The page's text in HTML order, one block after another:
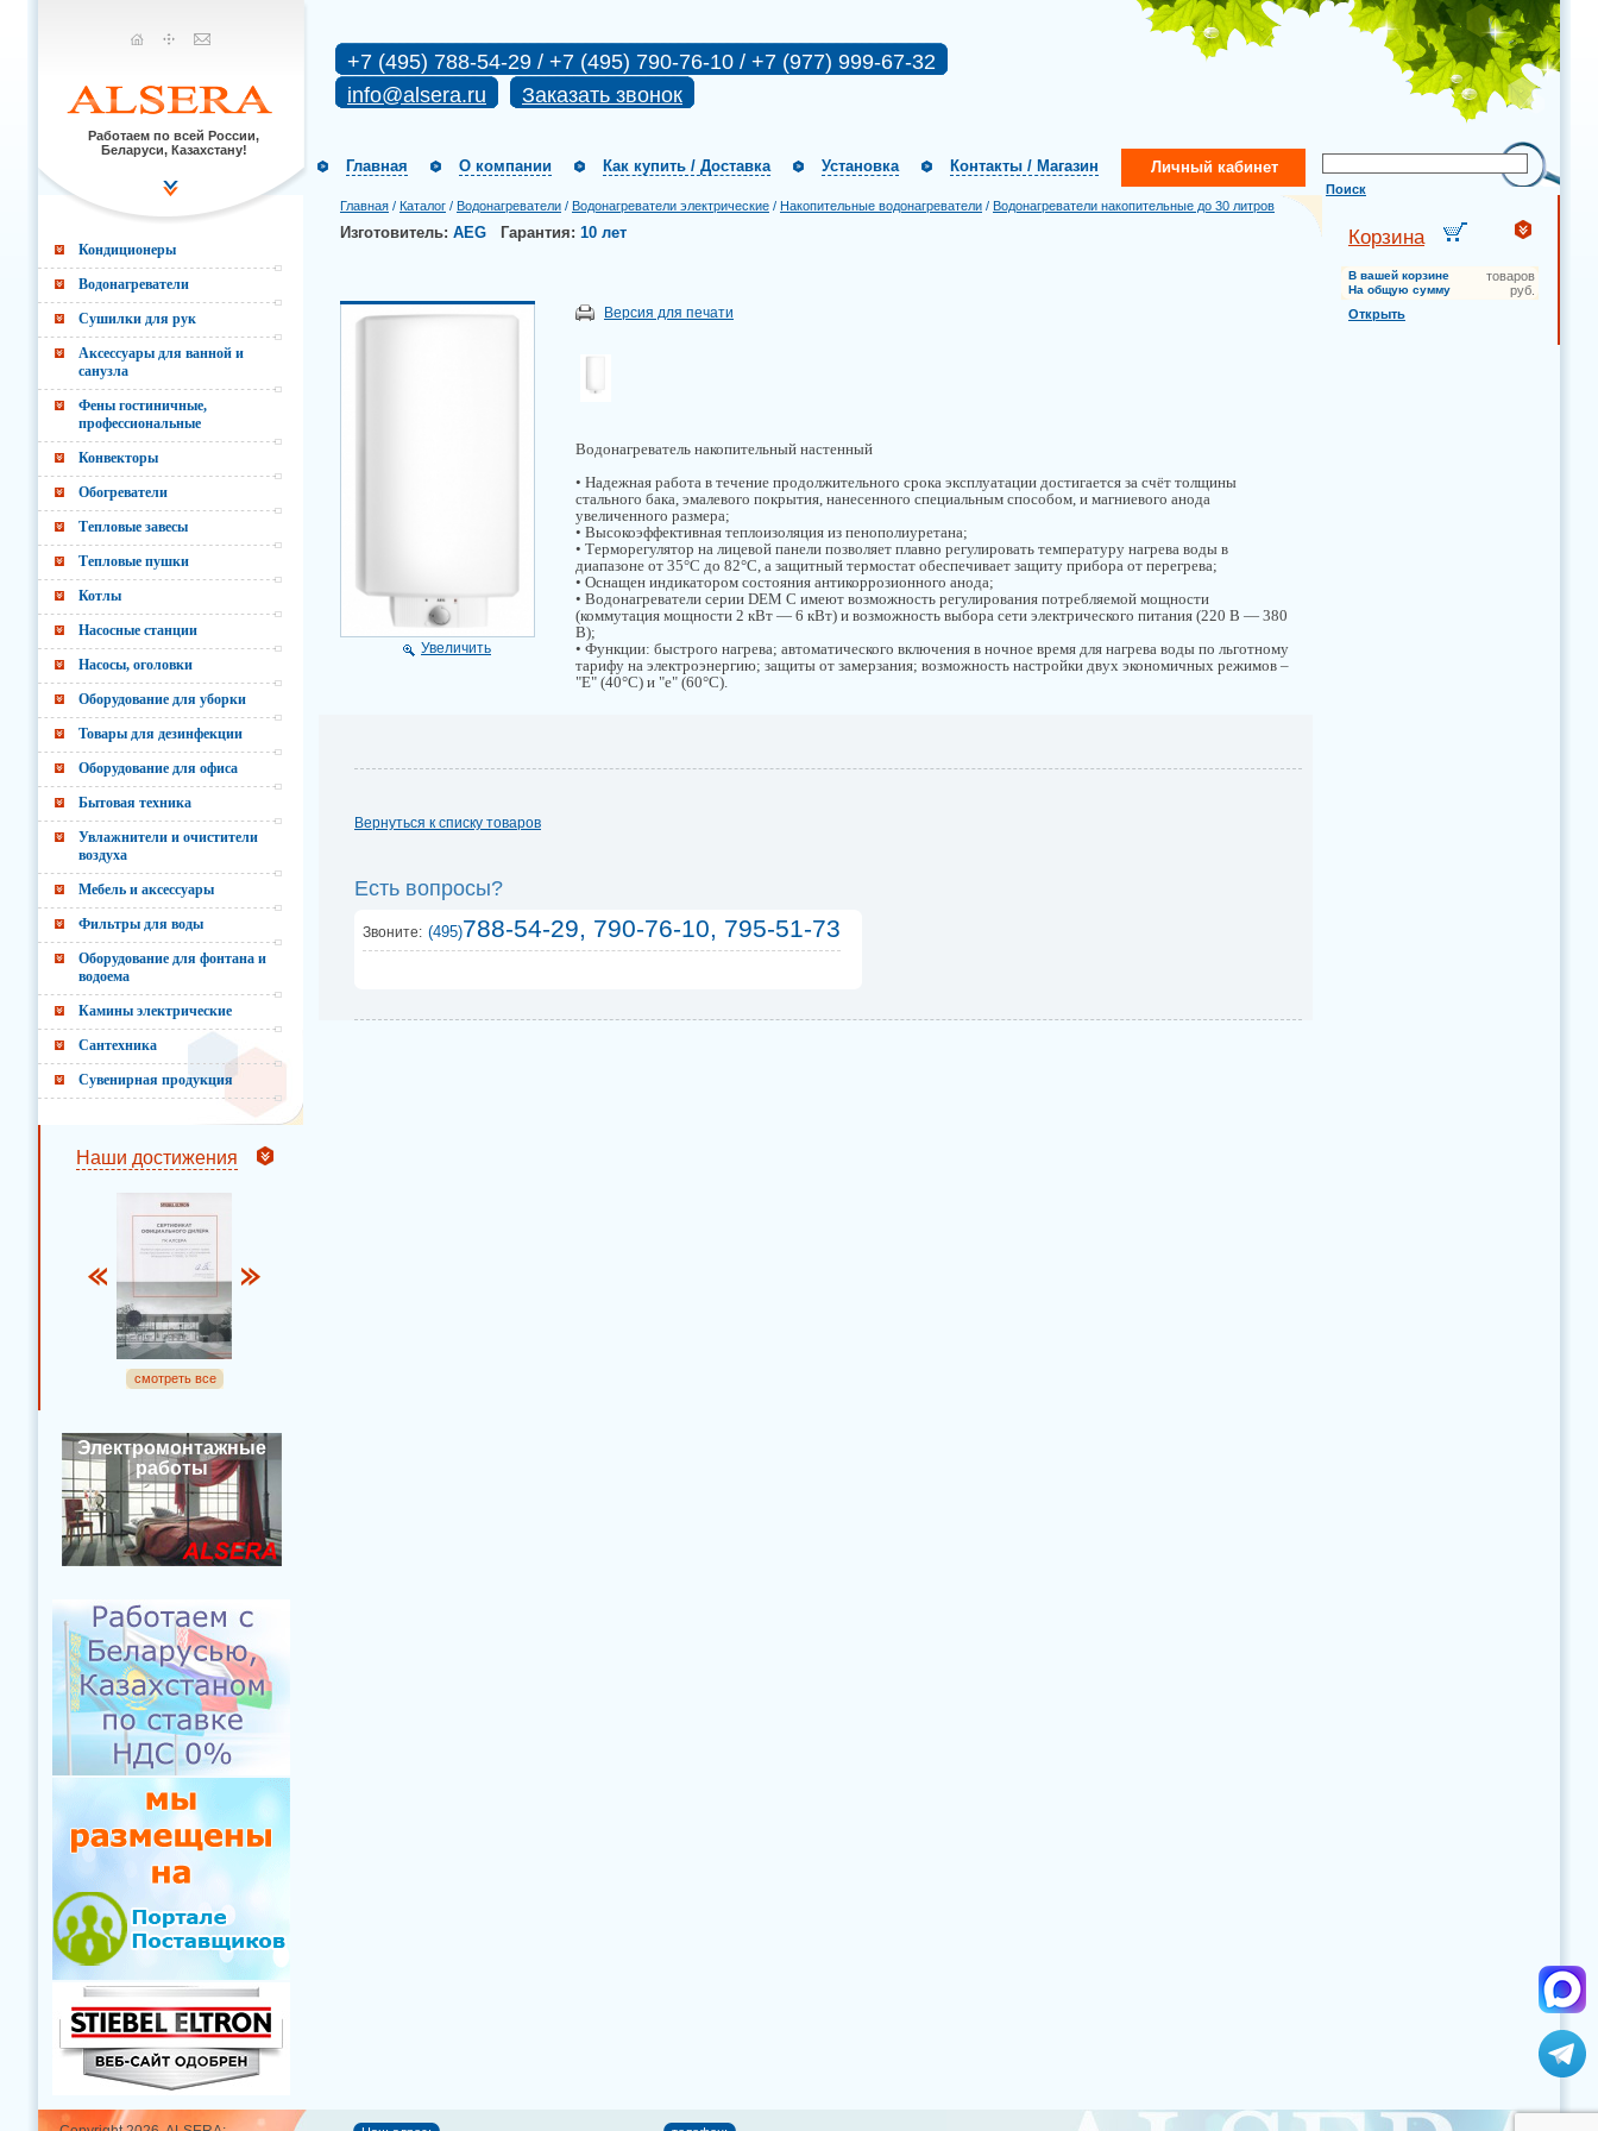
Работаем по всей России,
Беларуси, Казахстану!
+7 (495) 788-54-29 / +7 (495) 790-76-10 / +7 (977) 999-67-32
info@alsera.ru
Заказать звонок
Поиск
Главная О компании Как купить / Доставка Установка Контакты / Магазин Личный кабинет
Главная / Каталог / Водонагреватели / Водонагреватели электрические / Накопительные водонагреватели / Водонагреватели накопительные до 30 литров
Изготовитель: AEG Гарантия: 10 лет
Увеличить
Версия для печати
Водонагреватель накопительный настенный
• Надежная работа в течение продолжительного срока эксплуатации достигается за счёт толщины
стального бака, эмалевого покрытия, нанесенного специальным способом, и магниевого анода
увеличенного размера;
• Высокоэффективная теплоизоляция из пенополиуретана;
• Терморегулятор на лицевой панели позволяет плавно регулировать температуру нагрева воды в
диапазоне от 35°С до 82°С, а защитный термостат обеспечивает защиту прибора от перегрева;
• Оснащен индикатором состояния антикоррозионного анода;
• Водонагреватели серии DEM C имеют возможность регулирования потребляемой мощности
(коммутация мощности 2 кВт — 6 кВт) и возможность выбора сети электрического питания (220 В — 380
В);
• Функции: быстрого нагрева; автоматического включения в ночное время для нагрева воды по льготному
тарифу на электроэнергию; защиты от замерзания; возможность настройки двух экономичных режимов –
"Е" (40°С) и "е" (60°С).
Вернуться к списку товаров
Есть вопросы?
Звоните: (495)788-54-29, 790-76-10, 795-51-73
Кондиционеры
Водонагреватели
Сушилки для рук
Аксессуары для ванной и
санузла
Фены гостиничные,
профессиональные
Конвекторы
Обогреватели
Тепловые завесы
Тепловые пушки
Котлы
Насосные станции
Насосы, оголовки
Оборудование для уборки
Товары для дезинфекции
Оборудование для офиса
Бытовая техника
Увлажнители и очистители
воздуха
Мебель и аксессуары
Фильтры для воды
Оборудование для фонтана и
водоема
Камины электрические
Сантехника
Сувенирная продукция
Наши достижения
смотреть все
Электромонтажные
работы
Корзина
В вашей корзине товаров
На общую сумму
руб.
Открыть